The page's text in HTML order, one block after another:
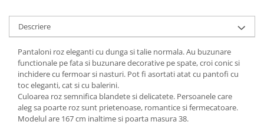
Descriere
Pantaloni roz eleganti cu dunga si talie normala. Au buzunare
functionale pe fata si buzunare decorative pe spate, croi conic si
inchidere cu fermoar si nasturi. Pot fi asortati atat cu pantofi cu
toc eleganti, cat si cu balerini.
Culoarea roz semnifica blandete si delicatete. Persoanele care
aleg sa poarte roz sunt prietenoase, romantice si fermecatoare.
Modelul are 167 cm inaltime si poarta masura 38.